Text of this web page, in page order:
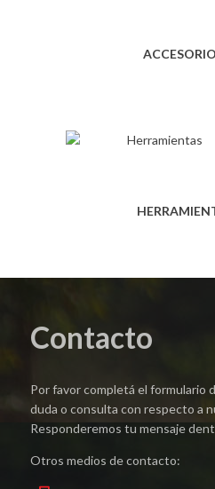
Contacto
Por favor completá el formulario
duda o consulta con respecto a
Responderemos tu mensaje
Otros medios de contacto: